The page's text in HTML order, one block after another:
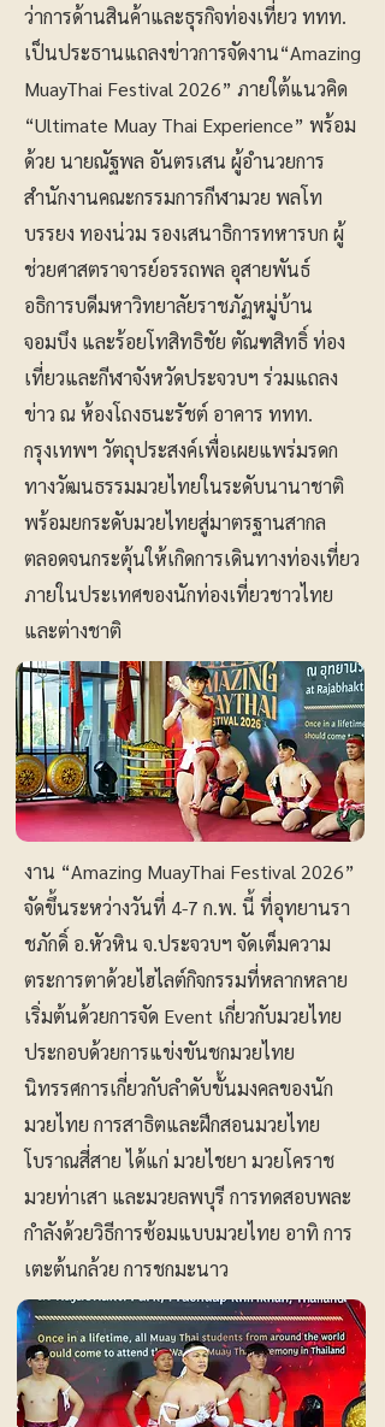
ว่าการด้านสินค้าและธุรกิจท่องเที่ยว ททท.
เป็นประธานแถลงข่าวการจัดงาน“Amazing
MuayThai Festival 2026” ภายใต้แนวคิด
“Ultimate Muay Thai Experience” พร้อม
ด้วย นายณัฐพล อันตรเสน ผู้อำนวยการ
สำนักงานคณะกรรมการกีฬามวย พลโท
บรรยง ทองน่วม รองเสนาธิการทหารบก ผู้
ช่วยศาสตราจารย์อรรถพล อุสายพันธ์
อธิการบดีมหาวิทยาลัยราชภัฏหมู่บ้าน
จอมบึง และร้อยโทสิทธิชัย ตัณฑสิทธิ์ ท่อง
เที่ยวและกีฬาจังหวัดประจวบฯ ร่วมแถลง
ข่าว ณ ห้องโถงธนะรัชต์ อาคาร ททท.
กรุงเทพฯ วัตถุประสงค์เพื่อเผยแพร่มรดก
ทางวัฒนธรรมมวยไทยในระดับนานาชาติ
พร้อมยกระดับมวยไทยสู่มาตรฐานสากล
ตลอดจนกระตุ้นให้เกิดการเดินทางท่องเที่ยว
ภายในประเทศของนักท่องเที่ยวชาวไทย
และต่างชาติ
งาน “Amazing MuayThai Festival 2026”
จัดขึ้นระหว่างวันที่ 4-7 ก.พ. นี้ ที่อุทยานรา
ชภักดิ์ อ.หัวหิน จ.ประจวบฯ จัดเต็มความ
ตระการตาด้วยไฮไลต์กิจกรรมที่หลากหลาย
เริ่มต้นด้วยการจัด Event เกี่ยวกับมวยไทย
ประกอบด้วยการแข่งขันชกมวยไทย
นิทรรศการเกี่ยวกับลำดับขั้นมงคลของนัก
มวยไทย การสาธิตและฝึกสอนมวยไทย
โบราณสี่สาย ได้แก่ มวยไชยา มวยโคราช
มวยท่าเสา และมวยลพบุรี การทดสอบพละ
กำลังด้วยวิธีการซ้อมแบบมวยไทย อาทิ การ
เตะต้นกล้วย การชกมะนาว